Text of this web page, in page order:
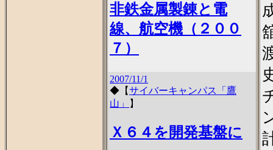
非鉄金属製錬と電
線、航空機（２００
７）
2007/11/1
◆ 【サイバーキャンパス「鷹
山」
】
Ｘ６４を開発基盤に